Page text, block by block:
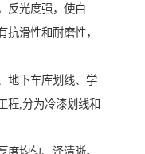
反光度强，使白
抗滑性和耐磨性，
地下车库划线、学
程,分为冷漆划线和